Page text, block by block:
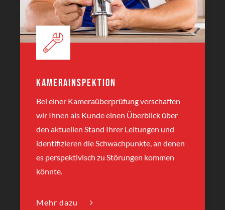
Kamerainspektion
Bei einer Kameraüberprüfung verschaffen
wir Ihnen als Kunde einen Überblick über
den aktuellen Stand Ihrer Leitungen und
identifizieren die Schwachpunkte, an denen
es perspektivisch zu Störungen kommen
könnte.
Mehr dazu